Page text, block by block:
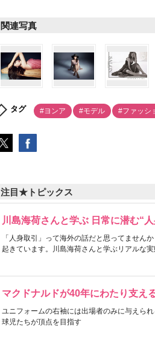
関連写真
タグ #ヨンア #モデル #ファッシ
注目★トピックス
川島海荷さんと学ぶ 日常に潜む“
「人身取引」って海外の話だと思ってません
起きています。川島海荷さんと学ぶリアルな
マクドナルドが40年にわたり支え
ユニフォームの右袖には出場者のみに与えら
球児たちが頂点を目指す